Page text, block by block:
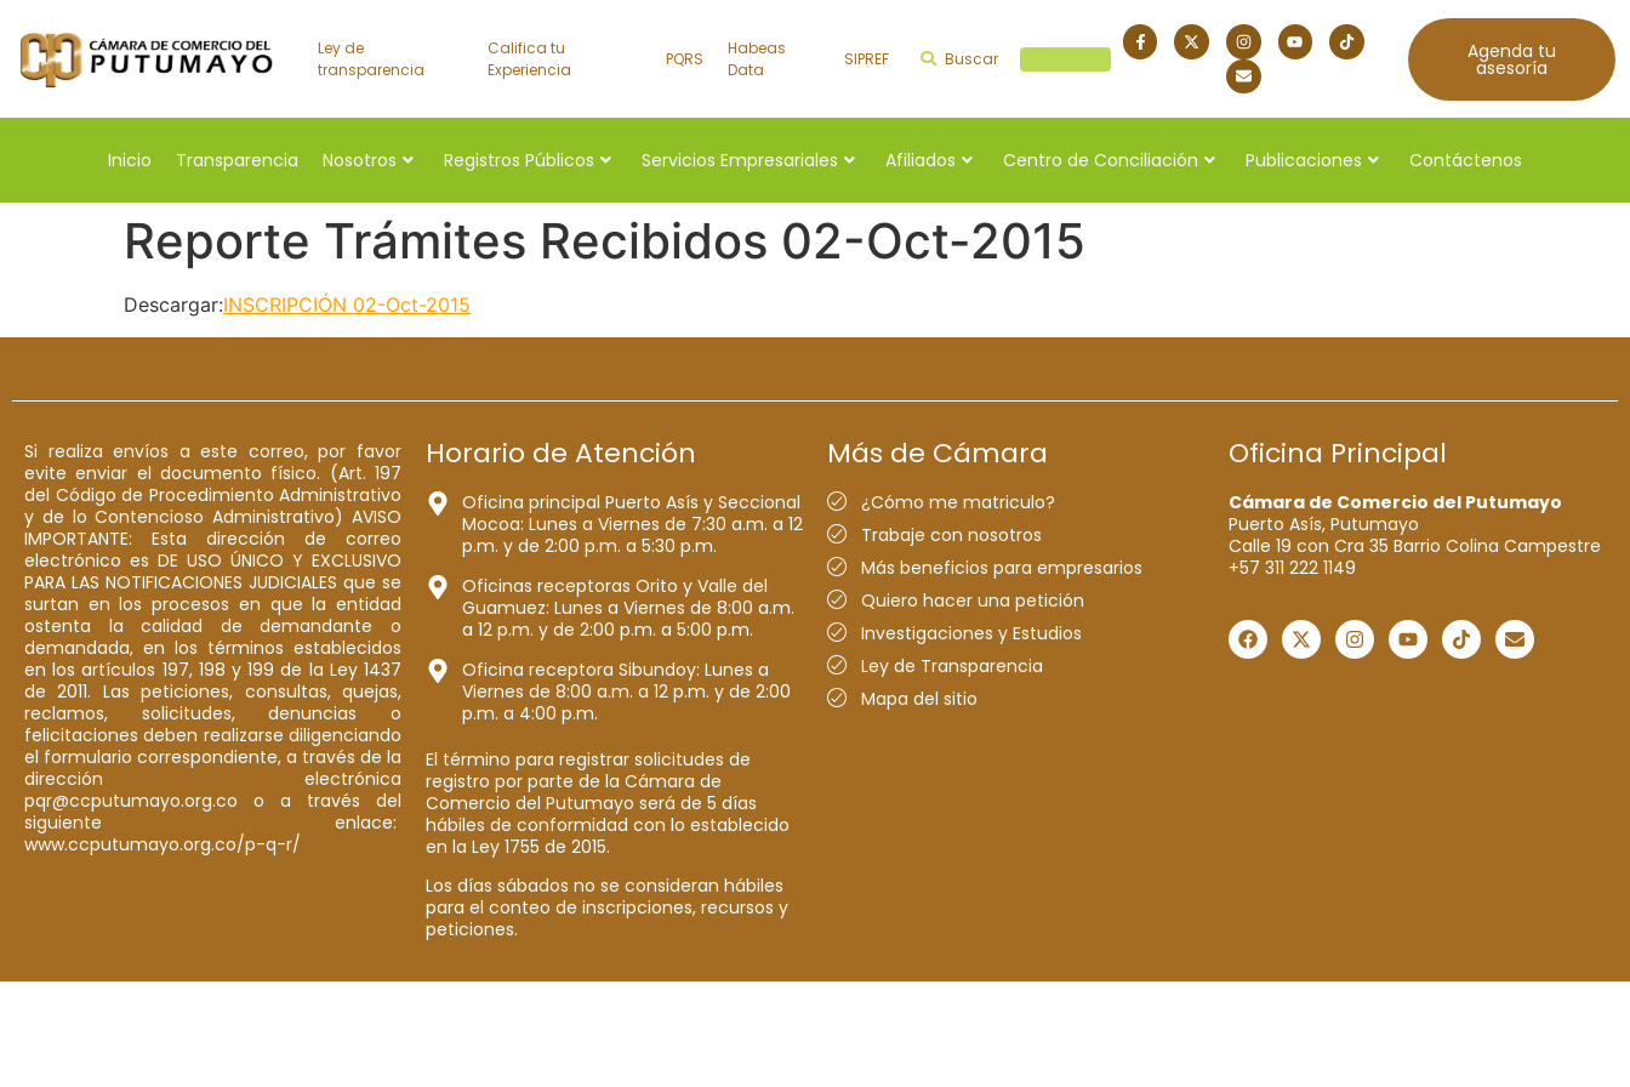
Ley de
transparencia
Califica tu
Experiencia
PQRS
Habeas
Data
SIPREF Buscar Agenda tu
asesoría
Inicio Transparencia Nosotros Registros Públicos Servicios Empresariales Afiliados Centro de Conciliación Publicaciones Contáctenos
Reporte Trámites Recibidos 02-Oct-2015
Descargar:INSCRIPCIÓN 02-Oct-2015
Si realiza envíos a este correo, por favor
evite enviar el documento físico. (Art. 197
del Código de Procedimiento Administrativo
y de lo Contencioso Administrativo) AVISO
IMPORTANTE: Esta dirección de correo
electrónico es DE USO ÚNICO Y EXCLUSIVO
PARA LAS NOTIFICACIONES JUDICIALES que se
surtan en los procesos en que la entidad
ostenta la calidad de demandante o
demandada, en los términos establecidos
en los artículos 197, 198 y 199 de la Ley 1437
de 2011. Las peticiones, consultas, quejas,
reclamos, solicitudes, denuncias o
felicitaciones deben realizarse diligenciando
el formulario correspondiente, a través de la
dirección electrónica
pqr@ccputumayo.org.co o a través del
siguiente enlace:
www.ccputumayo.org.co/p-q-r/
Horario de Atención
Oficina principal Puerto Asís y Seccional
Mocoa: Lunes a Viernes de 7:30 a.m. a 12
p.m. y de 2:00 p.m. a 5:30 p.m.
Oficinas receptoras Orito y Valle del
Guamuez: Lunes a Viernes de 8:00 a.m.
a 12 p.m. y de 2:00 p.m. a 5:00 p.m.
Oficina receptora Sibundoy: Lunes a
Viernes de 8:00 a.m. a 12 p.m. y de 2:00
p.m. a 4:00 p.m.
El término para registrar solicitudes de
registro por parte de la Cámara de
Comercio del Putumayo será de 5 días
hábiles de conformidad con lo establecido
en la Ley 1755 de 2015.
Los días sábados no se consideran hábiles
para el conteo de inscripciones, recursos y
peticiones.
Más de Cámara
¿Cómo me matriculo?
Trabaje con nosotros
Más beneficios para empresarios
Quiero hacer una petición
Investigaciones y Estudios
Ley de Transparencia
Mapa del sitio
Oficina Principal
Cámara de Comercio del Putumayo
Puerto Asís, Putumayo
Calle 19 con Cra 35 Barrio Colina Campestre
+57 311 222 1149